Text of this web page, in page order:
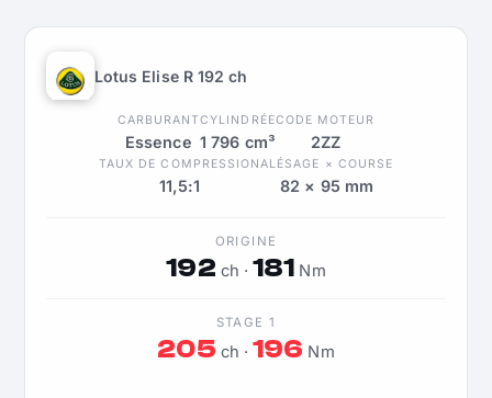
Lotus Elise R 192 ch
CARBURANT
Essence
CYLINDRÉE
1 796 cm³
CODE MOTEUR
2ZZ
TAUX DE COMPRESSION
11,5:1
ALÉSAGE × COURSE
82 × 95 mm
ORIGINE
192 ch ·181 Nm
STAGE 1
205 ch ·196 Nm